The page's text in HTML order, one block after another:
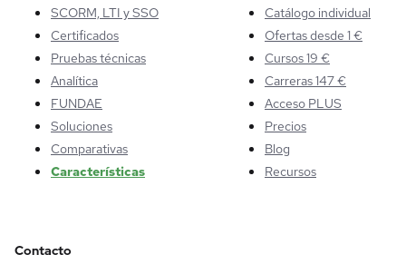
SCORM, LTI y SSO
Certificados
Pruebas técnicas
Analítica
FUNDAE
Soluciones
Comparativas
Características
Catálogo individual
Ofertas desde 1 €
Cursos 19 €
Carreras 147 €
Acceso PLUS
Precios
Blog
Recursos
Contacto